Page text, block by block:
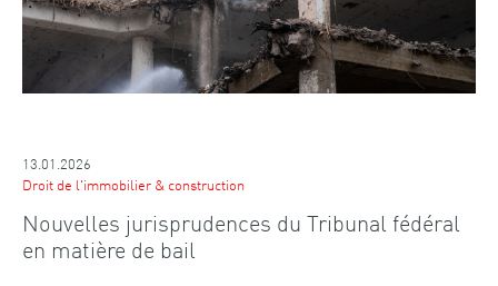
13.01.2026
Droit de l'immobilier & construction
Nouvelles jurisprudences du Tribunal fédéral
en matière de bail